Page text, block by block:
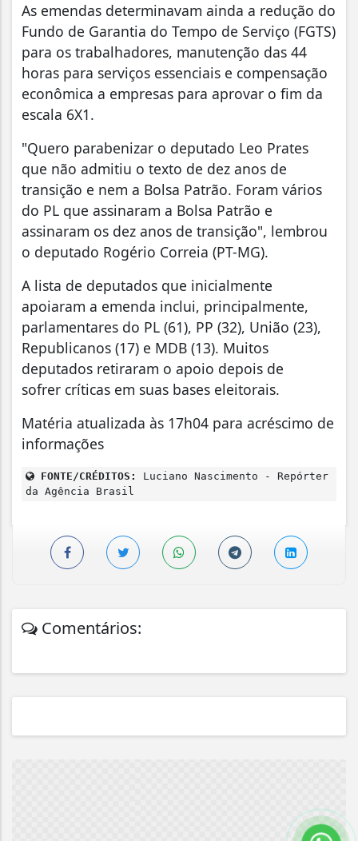
As emendas determinavam ainda a redução do
Fundo de Garantia do Tempo de Serviço (FGTS)
para os trabalhadores, manutenção das 44
horas para serviços essenciais e compensação
econômica a empresas para aprovar o fim da
escala 6X1.
"Quero parabenizar o deputado Leo Prates
que não admitiu o texto de dez anos de
transição e nem a Bolsa Patrão. Foram vários
do PL que assinaram a Bolsa Patrão e
assinaram os dez anos de transição", lembrou
o deputado Rogério Correia (PT-MG).
A lista de deputados que inicialmente
apoiaram a emenda inclui, principalmente,
parlamentares do PL (61), PP (32), União (23),
Republicanos (17) e MDB (13). Muitos
deputados retiraram o apoio depois de
sofrer críticas em suas bases eleitorais.
Matéria atualizada às 17h04 para acréscimo de
informações
FONTE/CRÉDITOS:
Luciano Nascimento - Repórter
da Agência Brasil
Comentários: